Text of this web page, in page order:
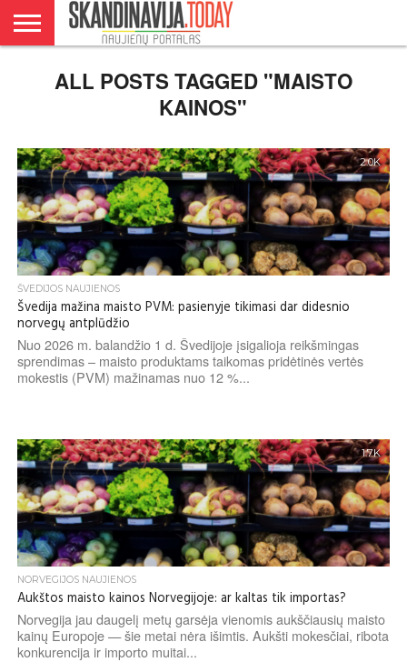
NORVEGIJA
ŠVEDIJA
LIETUVA
VERSLAS
ALL POSTS TAGGED "MAISTO
KAINOS"
2.0K
ŠVEDIJOS NAUJIENOS
Švedija mažina maisto PVM: pasienyje tikimasi dar didesnio
norvegų antplūdžio
Nuo 2026 m. balandžio 1 d. Švedijoje įsigalioja reikšmingas
sprendimas – maisto produktams taikomas pridėtinės vertės
mokestis (PVM) mažinamas nuo 12 %...
1.7K
NORVEGIJOS NAUJIENOS
Aukštos maisto kainos Norvegijoje: ar kaltas tik importas?
Norvegija jau daugelį metų garsėja vienomis aukščiausių maisto
kainų Europoje — šie metai nėra išimtis. Aukšti mokesčiai, ribota
konkurencija ir importo muitai...